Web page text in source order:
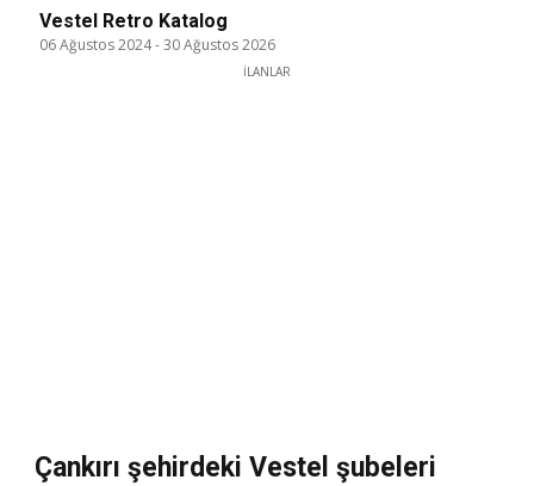
Vestel Retro Katalog
06 Ağustos 2024-30 Ağustos 2026
İLANLAR
Çankırı şehirdeki Vestel şubeleri